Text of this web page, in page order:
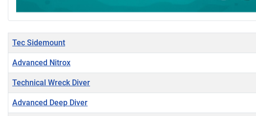
Titel
Tec Sidemount
Advanced Nitrox
Technical Wreck Diver
Advanced Deep Diver